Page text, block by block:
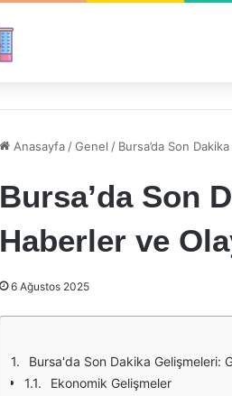
Anasayfa /Genel / Bursa’da Son
Bursa’da Son
Haberler ve
6 Ağustos 2025
Bursa'da Son Dakika Gelişmeleri:
Ekonomik Gelişmeler